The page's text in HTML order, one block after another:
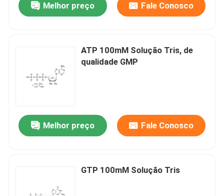
Melhor preço Fale Conosco
ATP 100mM Solução Tris, de
qualidade GMP
Melhor preço Fale Conosco
GTP 100mM Solução Tris